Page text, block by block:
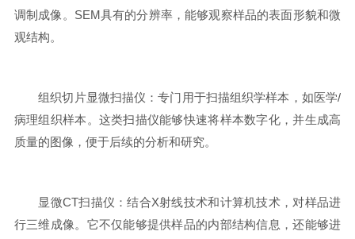
调制成像。SEM具有的分辨率，能够观察样品的表面形貌和微
观结构。
组织切片显微扫描仪：专门用于扫描组织学样本，如医学/
病理组织样本。这类扫描仪能够快速将样本数字化，并生成高
质量的图像，便于后续的分析和研究。
显微CT扫描仪：结合X射线技术和计算机技术，对样品进
行三维成像。它不仅能够提供样品的内部结构信息，还能够进